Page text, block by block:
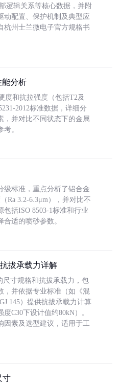
逻辑关系等核心数据，并附
动配置、保护机制及典型应
杭州士兰微电子官方规格书
能分析
度和抗拉强度（包括T2及
2012标准数据，详细分
，并对比不同状态下的金属
。
级标准，重点分析了铝合金
Ra 3.2-6.3μm），并对比不
包括ISO 8503-1标准和行业
适的喷砂参数。
拔承载力详解
尺寸规格和抗拔承载力，包
，并依据专业标准（如《混
145）提供抗拔承载力计算
C30下设计值约80kN）。
因素及选型建议，适用于工
寸